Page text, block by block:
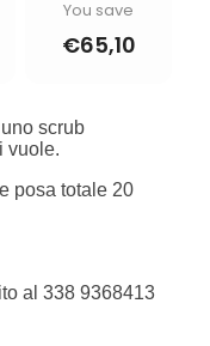
You save
€65,10